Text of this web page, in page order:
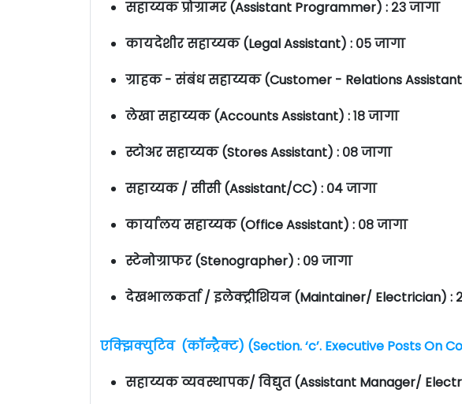
सहाय्यक प्रोग्रामर (Assistant Programmer) : २३ जागा
कायदेशीर सहाय्यक (Legal Assistant) : ०५ जागा
ग्राहक - संबंध सहाय्यक (Customer - Relations
लेखा सहाय्यक (Accounts Assistant) : १८ जागा
स्टोअर सहाय्यक (Stores Assistant) : ०८ जागा
सहाय्यक / सीसी (Assistant/CC) : ०४ जागा
कार्यालय सहाय्यक (Office Assistant) : ०८ जागा
स्टेनोग्राफर (Stenographer) : ०९ जागा
देखभालकर्ता / इलेक्ट्रीशियन (Maintainer/ Electrician) :
एक्झिक्युटिव (कॉन्ट्रैक्ट) (Section. ‘c’. Executive Posts On
सहाय्यक व्यवस्थापक/ विद्युत (Assistant Manager/